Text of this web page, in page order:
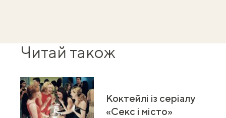
Читай також
Коктейлі із серіалу
«Секс і місто»